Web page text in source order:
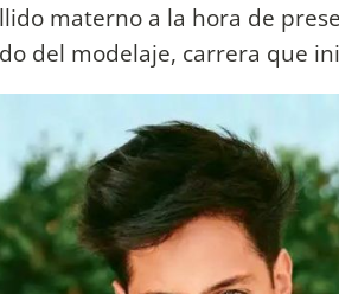
materno a la hora de
del modelaje, carrera que